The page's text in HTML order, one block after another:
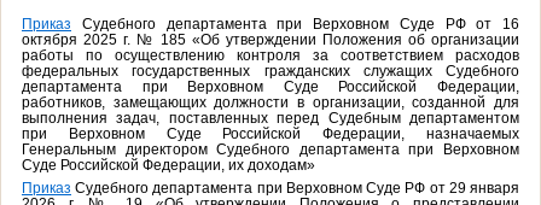
Приказ Судебного департамента при Верховном Суде РФ от 16
октября 2025 г. № 185 «Об утверждении Положения об организации
работы по осуществлению контроля за соответствием расходов
федеральных государственных гражданских служащих Судебного
департамента при Верховном Суде Российской Федерации,
работников, замещающих должности в организации, созданной для
выполнения задач, поставленных перед Судебным департаментом
при Верховном Суде Российской Федерации, назначаемых
Генеральным директором Судебного департамента при Верховном
Суде Российской Федерации, их доходам»
Приказ Судебного департамента при Верховном Суде РФ от 29 января